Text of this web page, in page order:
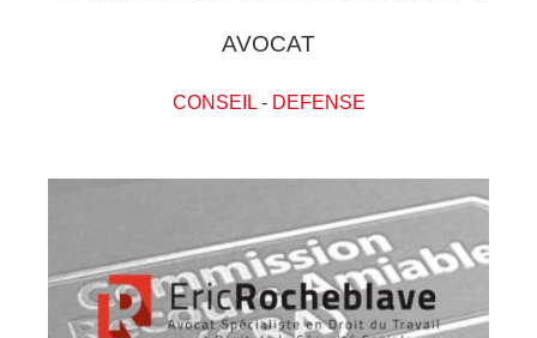
AVOCAT
CONSEIL- DEFENSE